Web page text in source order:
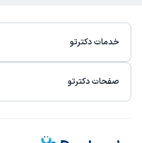
خدمات دکترتو
صفحات دکترتو